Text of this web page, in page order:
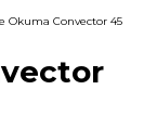
Okuma Convector 45